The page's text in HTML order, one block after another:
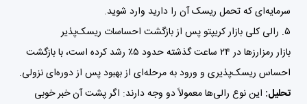
سرمایه‌ای که تحمل ریسک آن را دارید وارد شوید.
۵. رالی کلی بازار کریپتو پس از بازگشت احساسات ریسک‌پذیر
بازار رمزارزها در ۲۴ ساعت گذشته حدود ۵٪ رشد کرده است، با بازگشت
احساس ریسک‌پذیری و ورود به مرحله‌ای از بهبود پس از دوره‌ای نزولی.
تحلیل: این نوع رالی‌ها معمولاً دو وجه دارند: اگر پشت آن خبر خوبی